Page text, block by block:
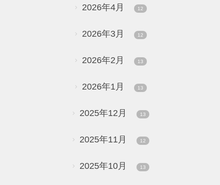
2026年4月 12
2026年3月 12
2026年2月 13
2026年1月 13
2025年12月 13
2025年11月 12
2025年10月 13